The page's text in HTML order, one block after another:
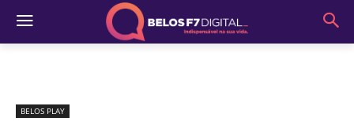
BELOS PLAY